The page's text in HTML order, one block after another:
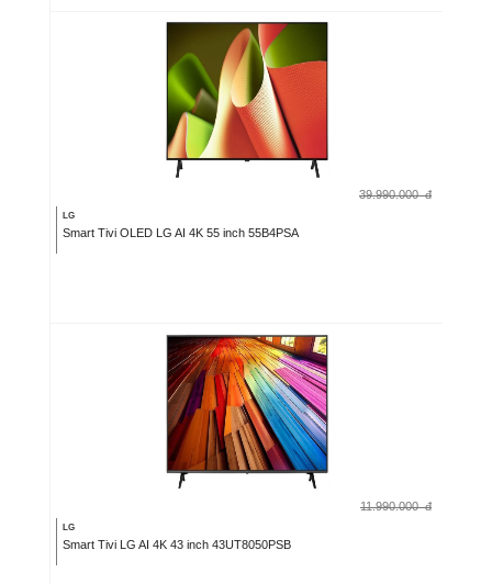
39.990.000 đ
LG
Smart Tivi OLED LG AI 4K 55 inch 55B4PSA
11.990.000 đ
LG
Smart Tivi LG AI 4K 43 inch 43UT8050PSB